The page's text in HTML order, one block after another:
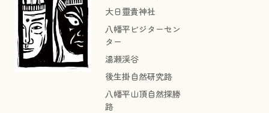
大日靈貴神社
八幡平ビジターセン
ター
湯瀬渓谷
後生掛自然研究路
八幡平山頂自然探勝
路